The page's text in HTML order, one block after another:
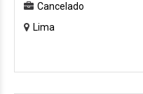
Cancelado
Lima